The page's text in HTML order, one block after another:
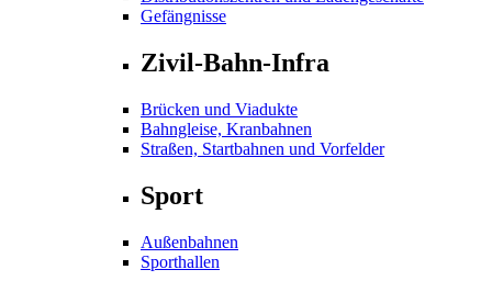
Gefängnisse
Zivil-Bahn-Infra
Brücken und Viadukte
Bahngleise, Kranbahnen
Straßen, Startbahnen und Vorfelder
Sport
Außenbahnen
Sporthallen